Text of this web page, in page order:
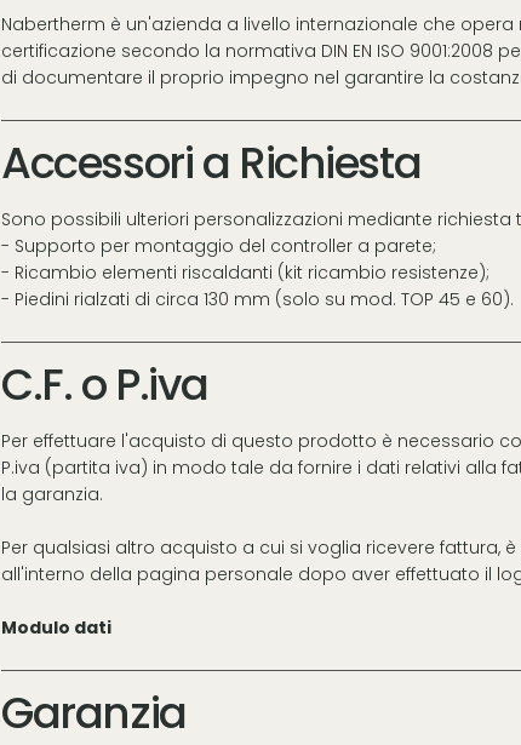
Nabertherm è un'azienda a livello internazionale che
certificazione secondo la normativa DIN EN ISO 9001:2008
di documentare il proprio impegno nel garantire la
Accessori a Richiesta
Sono possibili ulteriori personalizzazioni mediante richiesta
- Supporto per montaggio del controller a parete;
- Ricambio elementi riscaldanti (kit ricambio resistenze);
- Piedini rialzati di circa 130 mm (solo su mod. TOP 45 e 60).
C.F. o P.iva
Per effettuare l'acquisto di questo prodotto è necessario
P.iva (partita iva) in modo tale da fornire i dati relativi alla
la garanzia.
Per qualsiasi altro acquisto a cui si voglia ricevere fattura,
all'interno della pagina personale dopo aver effettuato il
Modulo dati
Garanzia